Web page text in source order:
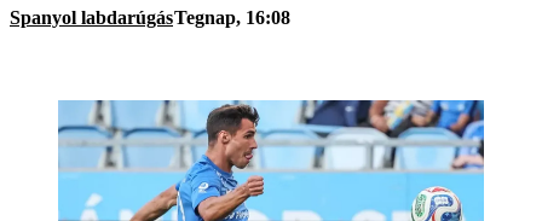
Spanyol labdarúgásTegnap, 16:08